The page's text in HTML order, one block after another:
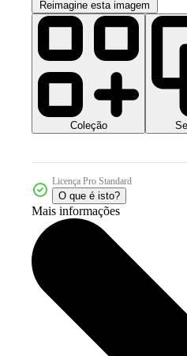
Reimagine esta imagem
Coleção
Licença Pro Standard
O que é isto?
Mais informações